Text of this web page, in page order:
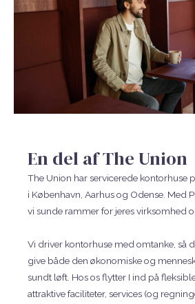
En del af The Union
The Union har servicerede kontorhuse
i København, Aarhus og Odense. Med
vi sunde rammer for jeres virksomhed
Vi driver kontorhuse med omtanke, så
give både den økonomiske og
sundt løft. Hos os flytter I ind på
attraktive faciliteter, services (og